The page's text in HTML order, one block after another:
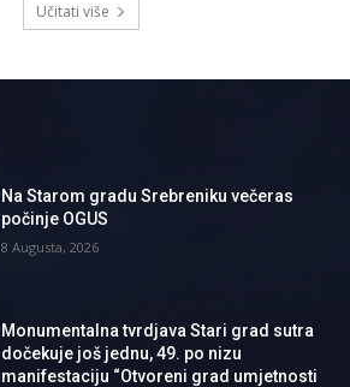
Učitati više
Na Starom gradu Srebreniku večeras
počinje OGUS
8 Augusta, 2026
Monumentalna tvrdjava Stari grad sutra
dočekuje još jednu, 49. po nizu
manifestaciju “Otvoreni grad umjetnosti